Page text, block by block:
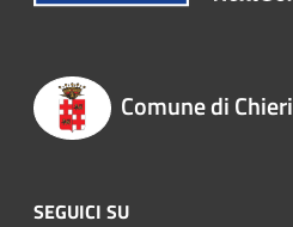
Comune di Chieri
SEGUICI SU